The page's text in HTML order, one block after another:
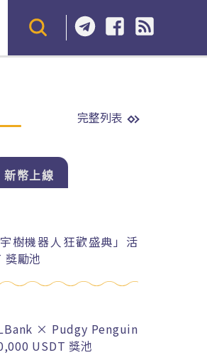
完整列表
新幣上線
樹機器人狂歡盛典」活
獎勵池
× Pudgy Penguin
USDT 獎池